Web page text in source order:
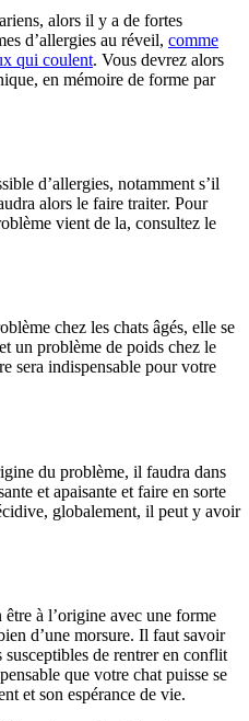
alors il y a de fortes
d’allergies au réveil, comme
qui coulent. Vous devrez alors
en mémoire de forme par
d’allergies, notamment s’il
alors le faire traiter. Pour
vient de la, consultez le
chez les chats âgés, elle se
un problème de poids chez le
sera indispensable pour votre
du problème, il faudra dans
et apaisante et faire en sorte
globalement, il peut y avoir
à l’origine avec une forme
d’une morsure. Il faut savoir
susceptibles de rentrer en conflit
que votre chat puisse se
et son espérance de vie.